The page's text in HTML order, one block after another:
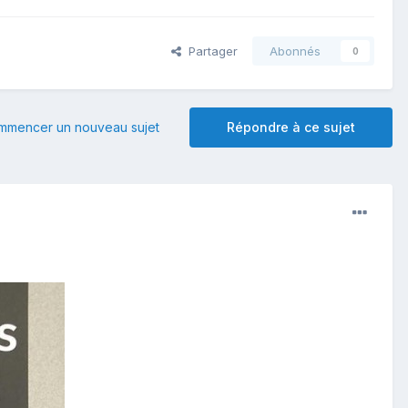
Partager Abonnés 0
Répondre à ce sujet
un nouveau sujet